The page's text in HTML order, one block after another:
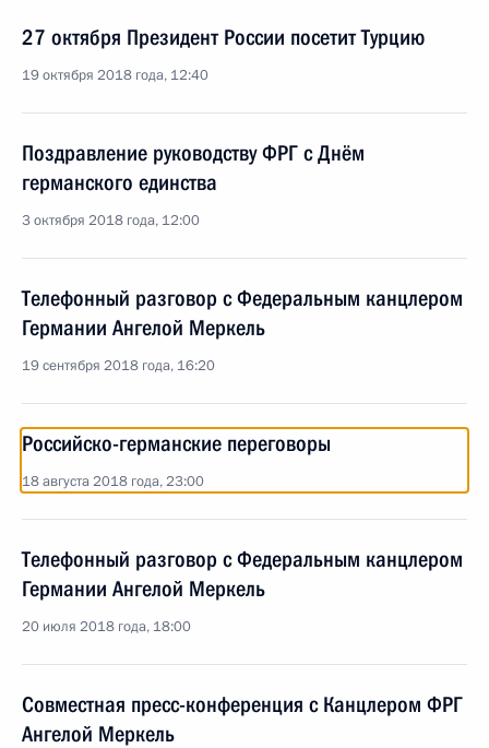
27 октября Президент России посетит Турцию
19 октября 2018 года, 12:40
Поздравление руководству ФРГ с Днём
германского единства
3 октября 2018 года, 12:00
Телефонный разговор с Федеральным канцлером
Германии Ангелой Меркель
19 сентября 2018 года, 16:20
Российско-германские переговоры
18 августа 2018 года, 23:00
Телефонный разговор с Федеральным канцлером
Германии Ангелой Меркель
20 июля 2018 года, 18:00
Совместная пресс-конференция с Канцлером ФРГ
Ангелой Меркель